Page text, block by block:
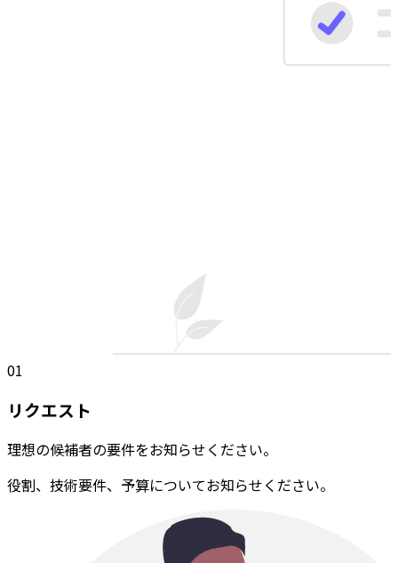
01
リクエスト
理想の候補者の要件をお知らせください。
役割、技術要件、予算についてお知らせください。